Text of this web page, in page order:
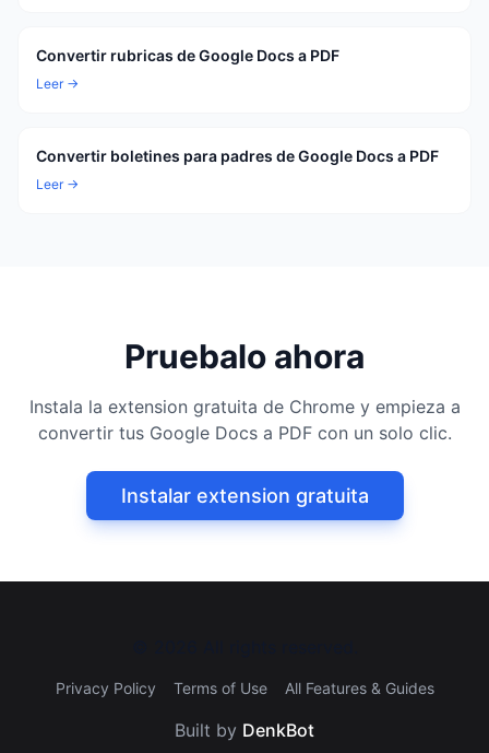
Convertir rubricas de Google Docs a PDF
Leer →
Convertir boletines para padres de Google Docs a PDF
Leer →
Pruebalo ahora
Instala la extension gratuita de Chrome y empieza a
convertir tus Google Docs a PDF con un solo clic.
Instalar extension gratuita
Privacy Policy Terms of Use All Features & Guides
Built by DenkBot